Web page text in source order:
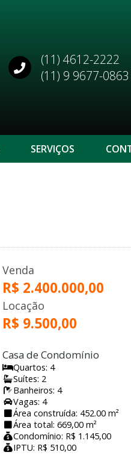
(11) 4612-2222
(11) 9 9677-0863
SERVIÇOS
Venda
R$ 2.400.000,00
Locação
R$ 9.500,00
Casa de Condomínio
Quartos: 4
Suítes: 2
Banheiros: 4
Vagas: 4
Área construída: 452.00 m²
Área total: 669,00 m²
Condomínio: R$ 1.145,00
IPTU: R$ 510,00